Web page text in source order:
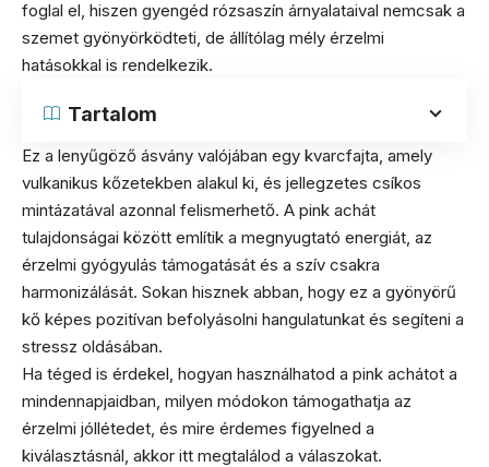
foglal el, hiszen gyengéd rózsaszín árnyalataival nemcsak a
szemet gyönyörködteti, de állítólag mély érzelmi
hatásokkal is rendelkezik.
Tartalom
Ez a lenyűgöző ásvány valójában egy kvarcfajta, amely
vulkanikus kőzetekben alakul ki, és jellegzetes csíkos
mintázatával azonnal felismerhető. A pink achát
tulajdonságai között említik a megnyugtató energiát, az
érzelmi gyógyulás támogatását és a szív csakra
harmonizálását. Sokan hisznek abban, hogy ez a gyönyörű
kő képes pozitívan befolyásolni hangulatunkat és segíteni a
stressz oldásában.
Ha téged is érdekel, hogyan használhatod a pink achátot a
mindennapjaidban, milyen módokon támogathatja az
érzelmi jóllétedet, és mire érdemes figyelned a
kiválasztásnál, akkor itt megtalálod a válaszokat.